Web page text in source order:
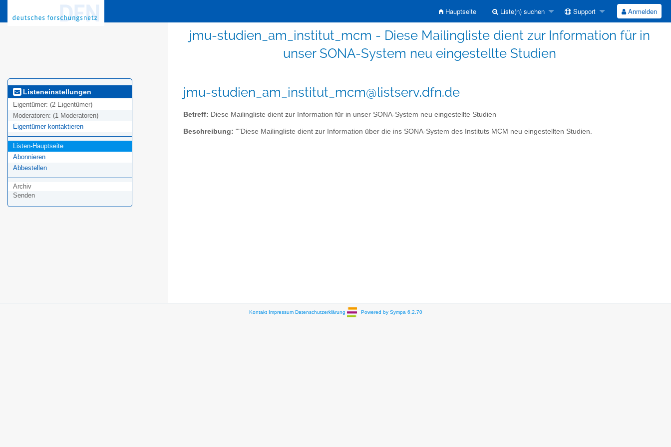
Hauptseite Liste(n) suchen Support Anmelden
jmu-studien_am_institut_mcm - Diese Mailingliste dient zur Information für in
unser SONA-System neu eingestellte Studien
Listeneinstellungen
Eigentümer: (2 Eigentümer)
Moderatoren: (1 Moderatoren)
Eigentümer kontaktieren
Listen-Hauptseite
Abonnieren
Abbestellen
Archiv
Senden
jmu-studien_am_institut_mcm@listserv.dfn.de
Betreff: Diese Mailingliste dient zur Information für in unser SONA-System neu eingestellte Studien
Beschreibung: ""Diese Mailingliste dient zur Information über die ins SONA-System des Instituts MCM neu eingestellten Studien.
Kontakt Impressum Datenschutzerklärung Powered by Sympa 6.2.70